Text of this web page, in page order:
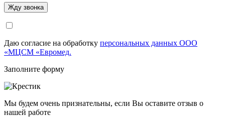
Даю согласие на обработку персональных данных ООО
«МЦСМ «Евромед.
Заполните форму
Мы будем очень признательны, если Вы оставите отзыв о
нашей работе